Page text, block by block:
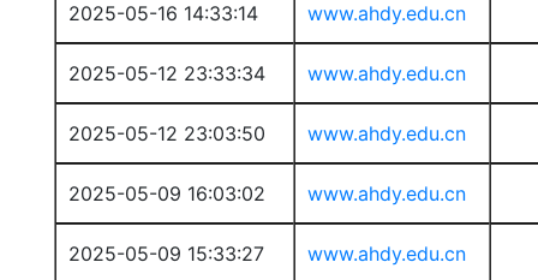
2025-05-16 14:33:14 www.ahdy.edu.cn
2025-05-12 23:33:34 www.ahdy.edu.cn
2025-05-12 23:03:50 www.ahdy.edu.cn
2025-05-09 16:03:02 www.ahdy.edu.cn
2025-05-09 15:33:27 www.ahdy.edu.cn